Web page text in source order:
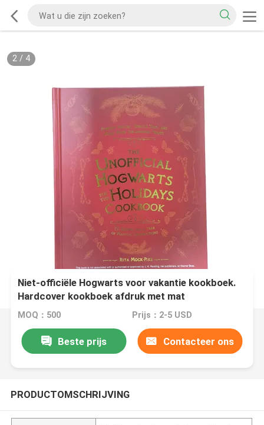
2/ 4
Niet-officiële Hogwarts voor vakantie kookboek.
Hardcover kookboek afdruk met mat
gelamineerde behuizing en glans pagina.
MOQ：500 Prijs：2-5 USD
Beste prijs Contacteer ons
PRODUCTOMSCHRIJVING